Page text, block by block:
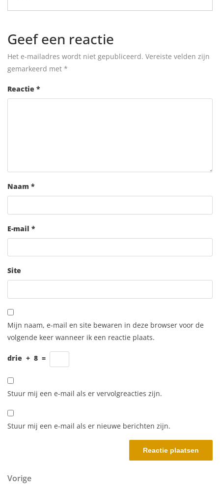
Geef een reactie
Het e-mailadres wordt niet gepubliceerd. Vereiste velden zijn
gemarkeerd met *
Reactie *
Naam *
E-mail *
Site
Mijn naam, e-mail en site bewaren in deze browser voor de
volgende keer wanneer ik een reactie plaats.
drie + 8 =
Stuur mij een e-mail als er vervolgreacties zijn.
Stuur mij een e-mail als er nieuwe berichten zijn.
Berichtnavigatie
Vorig bericht
Vorige